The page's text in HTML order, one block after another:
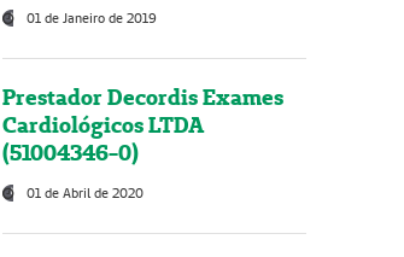
01 de Janeiro de 2019
Prestador Decordis Exames
Cardiológicos LTDA
(51004346-0)
01 de Abril de 2020